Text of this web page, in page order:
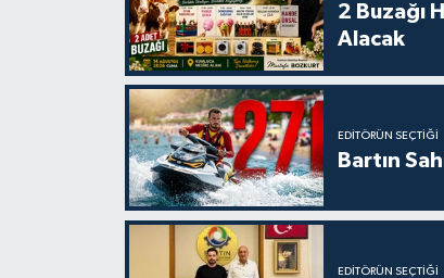
2 Buzağı
Alacak
EDITÖRÜN SEÇTIĞI
Bartın
EDITÖRÜN SEÇTIĞI